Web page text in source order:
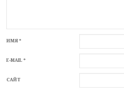
ИМЯ*
E-MAIL*
САЙТ